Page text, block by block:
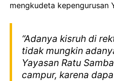
mengkudeta kepengurusan
“Adanya kisruh di
tidak mungkin
Yayasan Ratu
campur, karena